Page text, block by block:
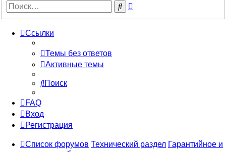
Поиск
Ссылки
Темы без ответов
Активные темы
Поиск
FAQ
Вход
Регистрация
Список форумов Технический раздел Гарантийное и